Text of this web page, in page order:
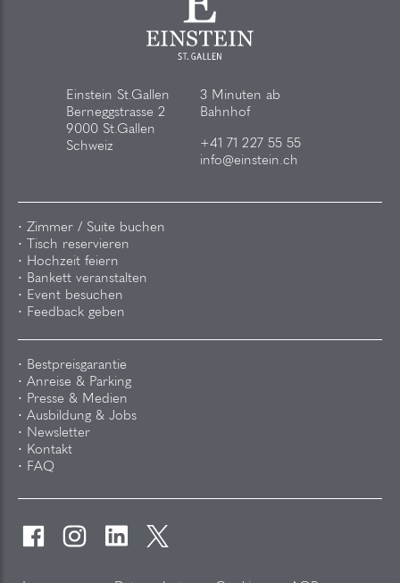
Einstein St.Gallen
Berneggstrasse 2
9000 St.Gallen
Schweiz
3 Minuten ab
Bahnhof
+41 71 227 55 55
info@einstein.ch
Zimmer / Suite buchen
Tisch reservieren
Hochzeit feiern
Bankett veranstalten
Event besuchen
Feedback geben
Bestpreisgarantie
Anreise & Parking
Presse & Medien
Ausbildung & Jobs
Newsletter
Kontakt
FAQ